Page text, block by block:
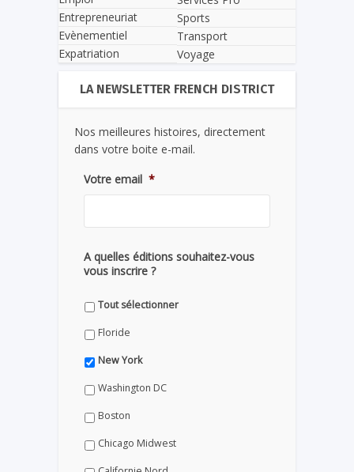
Entrepreneuriat
Evènementiel
Expatriation
Sports
Transport
Voyage
LA NEWSLETTER FRENCH DISTRICT
Nos meilleures histoires, directement
dans votre boite e-mail.
Votre email *
A quelles éditions souhaitez-vous
vous inscrire ?
Tout sélectionner
Floride
New York
Washington DC
Boston
Chicago Midwest